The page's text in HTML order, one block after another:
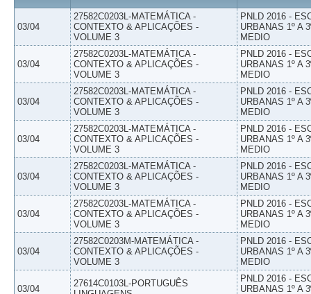
03/04
27582C0203L-MATEMÁTICA -
CONTEXTO & APLICAÇÕES -
VOLUME 3
PNLD 2016 -
URBANAS 1º A
MEDIO
03/04
27582C0203L-MATEMÁTICA -
CONTEXTO & APLICAÇÕES -
VOLUME 3
PNLD 2016 -
URBANAS 1º A
MEDIO
03/04
27582C0203L-MATEMÁTICA -
CONTEXTO & APLICAÇÕES -
VOLUME 3
PNLD 2016 -
URBANAS 1º A
MEDIO
03/04
27582C0203L-MATEMÁTICA -
CONTEXTO & APLICAÇÕES -
VOLUME 3
PNLD 2016 -
URBANAS 1º A
MEDIO
03/04
27582C0203L-MATEMÁTICA -
CONTEXTO & APLICAÇÕES -
VOLUME 3
PNLD 2016 -
URBANAS 1º A
MEDIO
03/04
27582C0203L-MATEMÁTICA -
CONTEXTO & APLICAÇÕES -
VOLUME 3
PNLD 2016 -
URBANAS 1º A
MEDIO
03/04
27582C0203M-MATEMÁTICA -
CONTEXTO & APLICAÇÕES -
VOLUME 3
PNLD 2016 -
URBANAS 1º A
MEDIO
03/04
27614C0103L-PORTUGUÊS
PNLD 2016 -
URBANAS 1º A